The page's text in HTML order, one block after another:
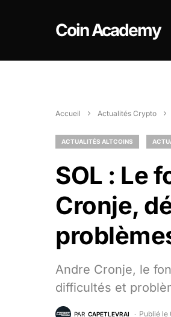
Coin Academy
Accueil Actualités Crypto
ACTUALITÉS ALTCOINS
SOL : Le
Cronje,
Andre Cronje, le
difficultés et
PAR CAPETLEVRAI Publié